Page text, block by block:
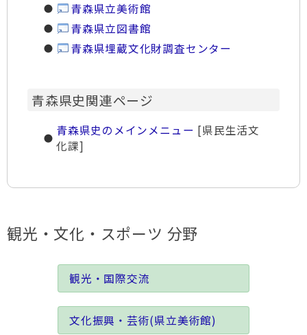
青森県立美術館
青森県立図書館
青森県埋蔵文化財調査センター
青森県史関連ページ
青森県史のメインメニュー [県民生活文
化課]
観光・文化・スポーツ 分野
観光・国際交流
文化振興・芸術(県立美術館)